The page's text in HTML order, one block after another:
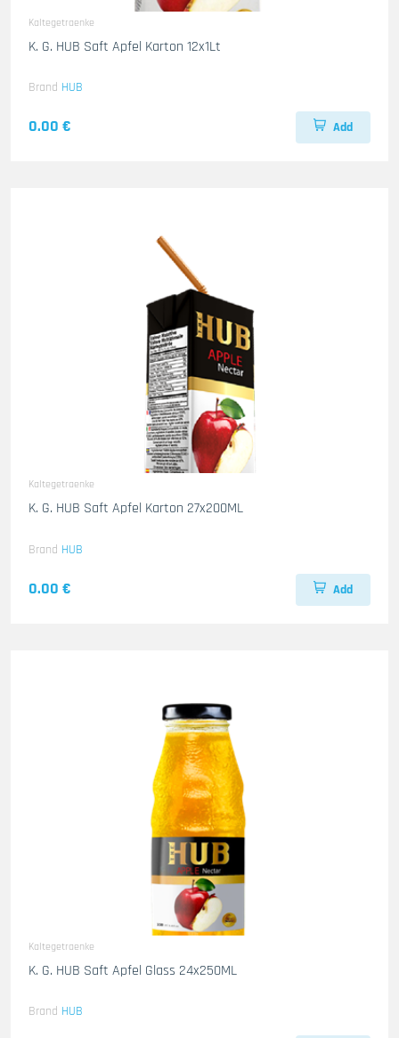
Kaltegetraenke
K. G. HUB Saft Apfel Karton 12x1Lt
Brand HUB
0.00 € Add
Kaltegetraenke
K. G. HUB Saft Apfel Karton 27x200ML
Brand HUB
0.00 € Add
Kaltegetraenke
K. G. HUB Saft Apfel Glass 24x250ML
Brand HUB